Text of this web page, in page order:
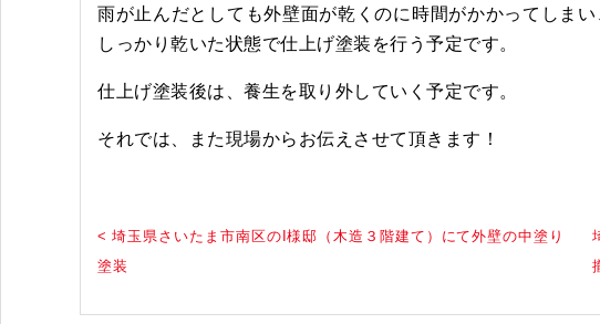
雨が止んだとしても外壁面が乾くのに時間がかかってしま
しっかり乾いた状態で仕上げ塗装を行う予定です。
仕上げ塗装後は、養生を取り外していく予定です。
それでは、また現場からお伝えさせて頂きます！
< 埼玉県さいたま市南区のI様邸（木造３階建て）にて外壁の中塗り
塗装